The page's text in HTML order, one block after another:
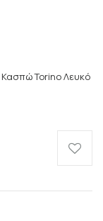
Κασπώ Torino Λευκό